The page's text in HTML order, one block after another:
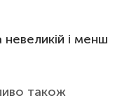
і менш
також